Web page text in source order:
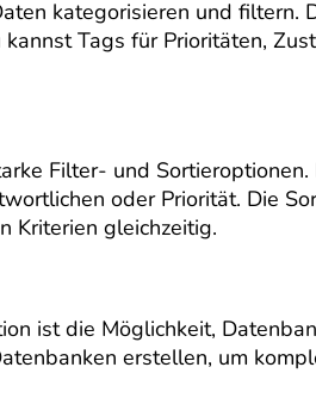
kategorisieren und filtern.
Tags für Prioritäten,
Filter- und Sortieroptionen.
oder Priorität. Die
Kriterien gleichzeitig.
ist die Möglichkeit,
erstellen, um